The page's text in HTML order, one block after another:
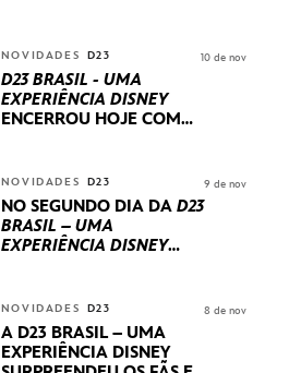
NOVIDADES D23
D23 BRASIL - UMA
EXPERIÊNCIA DISNEY
ENCERROU HOJE COM
INTERNACIONAIS E
PRODUÇÕES BRASILEIRAS
10 de nov
NOVIDADES D23
NO SEGUNDO DIA DA D23
BRASIL – UMA
EXPERIÊNCIA DISNEY
STUDIOS REVELARAM
PRÉVIAS E NOVIDADES
DOS SEUS PRÓXIMOS
LANÇAMENTOS
9 de nov
NOVIDADES D23
A D23 BRASIL – UMA
EXPERIÊNCIA DISNEY
8 de nov